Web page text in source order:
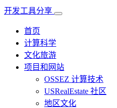
开发工具分享
首页
计算科学
文化旅游
项目和网站
OSSEZ 计算技术
USRealEstate 社区
地区文化